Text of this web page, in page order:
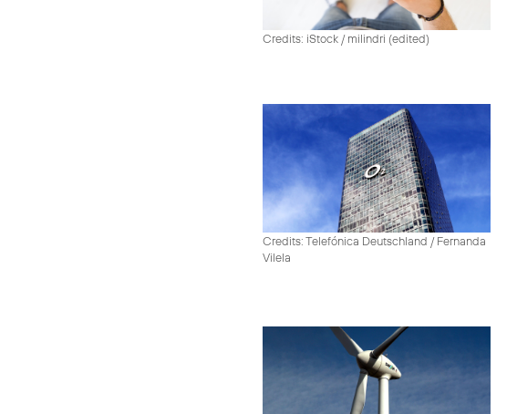
Credits: iStock / milindri (edited)
Credits: Telefónica Deutschland / Fernanda
Vilela